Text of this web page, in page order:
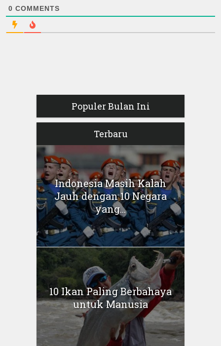
0 COMMENTS
Populer Bulan Ini
Terbaru
Indonesia Masih Kalah
Jauh dengan 10 Negara
yang...
10 Ikan Paling Berbahaya
untuk Manusia